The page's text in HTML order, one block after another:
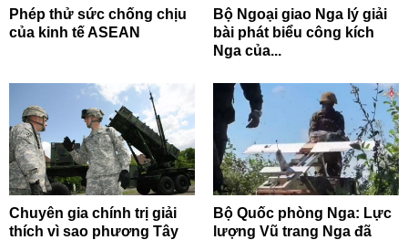
Phép thử sức chống chịu
của kinh tế ASEAN
Bộ Ngoại giao Nga lý giải
bài phát biểu công kích
Nga của...
Chuyên gia chính trị giải
thích vì sao phương Tây
Bộ Quốc phòng Nga: Lực
lượng Vũ trang Nga đã